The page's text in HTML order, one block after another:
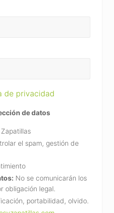
de privacidad
de datos
el spam, gestión de
No se comunicarán los
obligación legal.
portabilidad, olvido.